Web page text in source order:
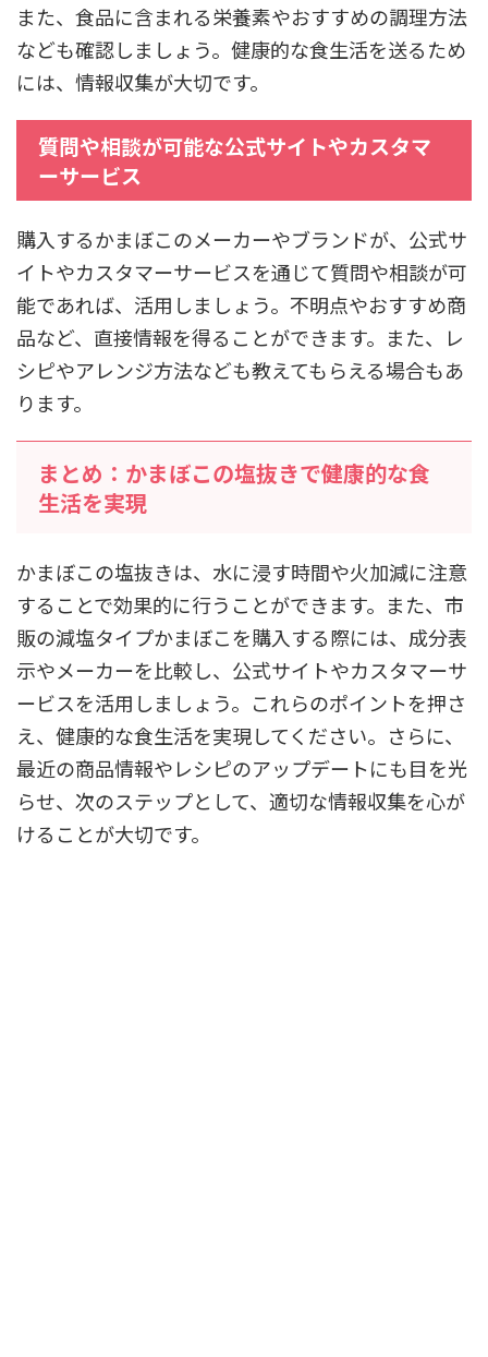
また、食品に含まれる栄養素やおすすめの調理方法
なども確認しましょう。健康的な食生活を送るため
には、情報収集が大切です。
質問や相談が可能な公式サイトやカスタマ
ーサービス
購入するかまぼこのメーカーやブランドが、公式サ
イトやカスタマーサービスを通じて質問や相談が可
能であれば、活用しましょう。不明点やおすすめ商
品など、直接情報を得ることができます。また、レ
シピやアレンジ方法なども教えてもらえる場合もあ
ります。
まとめ：かまぼこの塩抜きで健康的な食
生活を実現
かまぼこの塩抜きは、水に浸す時間や火加減に注意
することで効果的に行うことができます。また、市
販の減塩タイプかまぼこを購入する際には、成分表
示やメーカーを比較し、公式サイトやカスタマーサ
ービスを活用しましょう。これらのポイントを押さ
え、健康的な食生活を実現してください。さらに、
最近の商品情報やレシピのアップデートにも目を光
らせ、次のステップとして、適切な情報収集を心が
けることが大切です。